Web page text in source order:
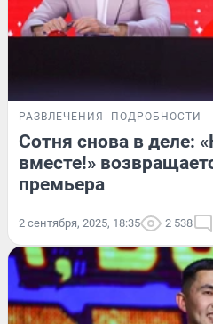
РАЗВЛЕЧЕНИЯ ПОДРОБНОСТИ
Сотня снова в деле:
вместе!»
премьера
2 сентября, 2025, 18:35 2 538